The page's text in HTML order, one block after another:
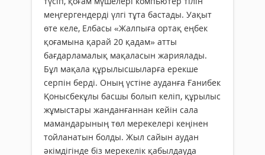
меңгергендерді үлгі тұта бастады. Уақыт
өте келе, Елбасы «Жалпыға ортақ еңбек
қоғамына қарай 20 қадам» атты
бағдарламалық мақаласын жариялады.
Бұл мақала құрылысшыларға ерекше
серпін берді. Оның үстіне ауданға Ғанибек
Қонысбекұлы басшы болып келіп, құрылыс
жұмыстары жанданғаннан кейін сала
мамандарының төл мерекелері кеңінен
тойланатын болды. Жыл сайын аудан
әкімдігінде біз мерекелік қабылдауда